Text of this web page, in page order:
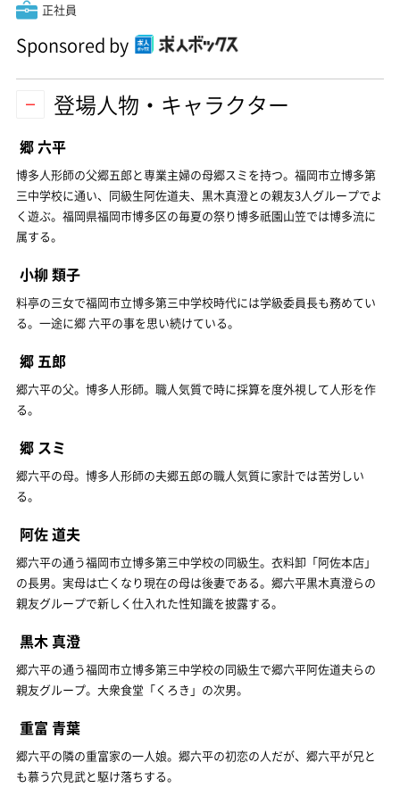
正社員
Sponsored by
登場人物・キャラクター
郷 六平
博多人形師の父郷五郎と専業主婦の母郷スミを持つ。福岡市立博多第
三中学校に通い、同級生阿佐道夫、黒木真澄との親友3人グループでよ
く遊ぶ。福岡県福岡市博多区の毎夏の祭り博多祇園山笠では博多流に
属する。
小柳 類子
料亭の三女で福岡市立博多第三中学校時代には学級委員長も務めてい
る。一途に郷 六平の事を思い続けている。
郷 五郎
郷六平の父。博多人形師。職人気質で時に採算を度外視して人形を作
る。
郷 スミ
郷六平の母。博多人形師の夫郷五郎の職人気質に家計では苦労しい
る。
阿佐 道夫
郷六平の通う福岡市立博多第三中学校の同級生。衣料卸「阿佐本店」
の長男。実母は亡くなり現在の母は後妻である。郷六平黒木真澄らの
親友グループで新しく仕入れた性知識を披露する。
黒木 真澄
郷六平の通う福岡市立博多第三中学校の同級生で郷六平阿佐道夫らの
親友グループ。大衆食堂「くろき」の次男。
重富 青葉
郷六平の隣の重富家の一人娘。郷六平の初恋の人だが、郷六平が兄と
も慕う穴見武と駆け落ちする。